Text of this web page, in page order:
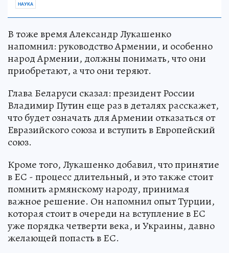
НАУКА
В тоже время Александр Лукашенко
напомнил: руководство Армении, и особенно
народ Армении, должны понимать, что они
приобретают, а что они теряют.
Глава Беларуси сказал: президент России
Владимир Путин еще раз в деталях расскажет,
что будет означать для Армении отказаться от
Евразийского союза и вступить в Европейский
союз.
Кроме того, Лукашенко добавил, что принятие
в ЕС - процесс длительный, и это также стоит
помнить армянскому народу, принимая
важное решение. Он напомнил опыт Турции,
которая стоит в очереди на вступление в ЕС
уже порядка четверти века, и Украины, давно
желающей попасть в ЕС.